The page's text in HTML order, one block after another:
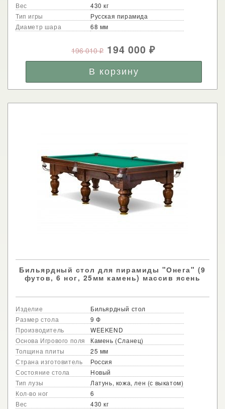
Вес
430 кг
Тип игры
Русская пирамида
Диаметр шара
68 мм
196 010₽ 194 000₽
Бильярдный стол для пирамиды "Онега" (9
футов, 6 ног, 25мм камень) массив ясень
Изделие
Бильярдный стол
Размер стола
9 Ф
Производитель
WEEKEND
Основа Игрового поля
Камень (Сланец)
Толщина плиты
25 мм
Страна изготовитель
Россия
Состояние стола
Новый
Тип лузы
Латунь, кожа, лен (с выкатом)
Кол-во ног
6
Вес
430 кг